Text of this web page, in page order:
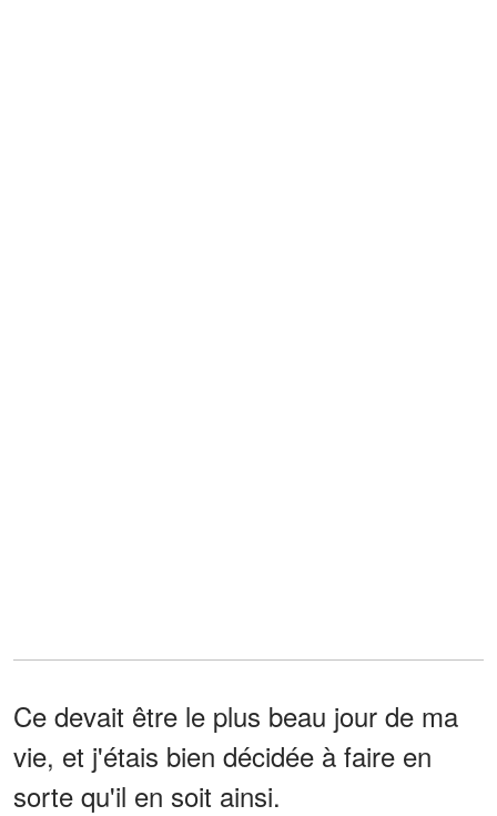
Ce devait être le plus beau jour de ma
vie, et j'étais bien décidée à faire en
sorte qu'il en soit ainsi.